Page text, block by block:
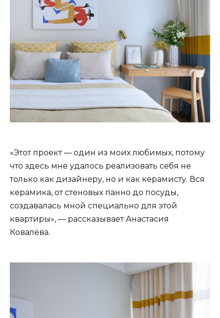
«Этот проект — один из моих любимых, потому
что здесь мне удалось реализовать себя не
только как дизайнеру, но и как керамисту. Вся
керамика, от стеновых панно до посуды,
создавалась мной специально для этой
квартиры», — рассказывает Анастасия
Ковалёва.